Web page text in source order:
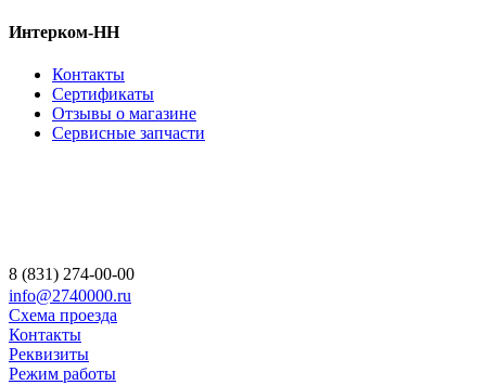
Интерком-НН
Контакты
Сертификаты
Отзывы о магазине
Сервисные запчасти
8 (831) 274-00-00
info@2740000.ru
Схема проезда
Контакты
Реквизиты
Режим работы